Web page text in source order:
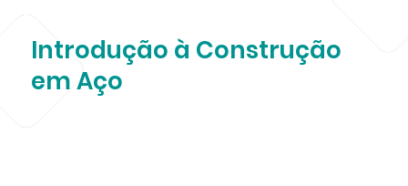
Introdução à Construção
em Aço